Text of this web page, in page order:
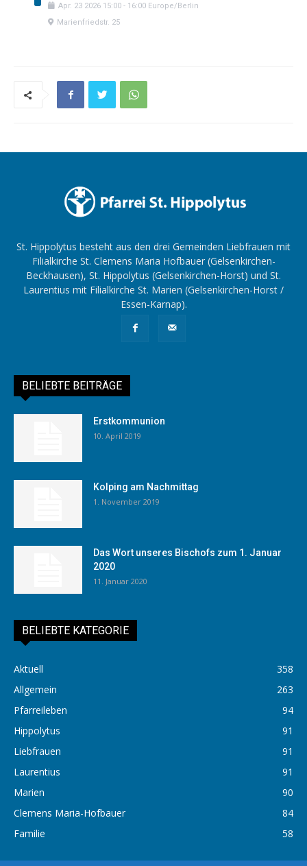
Apr. 23 2026 15:00 - 16:00 Europe/Berlin
Marienfriedstr. 25
St. Hippolytus besteht aus den drei Gemeinden Liebfrauen mit
Filialkirche St. Clemens Maria Hofbauer (Gelsenkirchen-
Beckhausen), St. Hippolytus (Gelsenkirchen-Horst) und St.
Laurentius mit Filialkirche St. Marien (Gelsenkirchen-Horst /
Essen-Karnap).
BELIEBTE BEITRÄGE
Erstkommunion
10. April 2019
Kolping am Nachmittag
1. November 2019
Das Wort unseres Bischofs zum 1. Januar
2020
11. Januar 2020
BELIEBTE KATEGORIE
Aktuell
358
Allgemein
263
Pfarreileben
94
Hippolytus
91
Liebfrauen
91
Laurentius
91
Marien
90
Clemens Maria-Hofbauer
84
Familie
58